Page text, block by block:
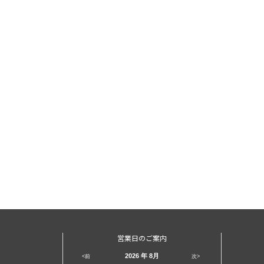
営業日のご案内
<前 次>
2026 年 8月